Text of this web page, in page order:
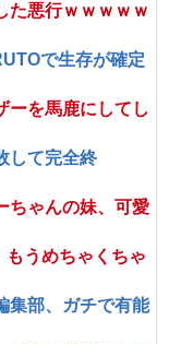
た悪行ｗｗｗｗｗ
で生存が確定
ーを馬鹿にしてし
して完全終
ちゃんの妹、可愛
もうめちゃくちゃ
集部、ガチで有能